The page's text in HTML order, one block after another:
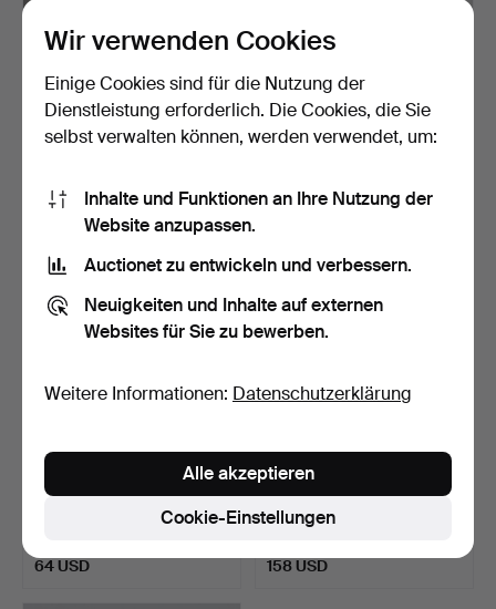
KOMMODE, 5-schübig, mit
Spiegel, 2. Hälfte…
1 Tag
37 USD
KOMMODE. Teak, 3
Schubladen, Mitte des 20.…
7 Tage
32 USD
SPIEGELKOMMODE, 20.
Jahrhundert.
64 USD
FLURMÖBEL. Zweite
Hälfte des 20. Jahrhunde…
6 Tage
158 USD
Wir verwenden Cookies
Einige Cookies sind für die Nutzung der
Dienstleistung erforderlich. Die Cookies, die Sie
selbst verwalten können, werden verwendet, um:
Inhalte und Funktionen an Ihre Nutzung der
Website anzupassen.
Auctionet zu entwickeln und verbessern.
Neuigkeiten und Inhalte auf externen
Websites für Sie zu bewerben.
Weitere Informationen: Datenschutzerklärung
Cookie-Einstellungen
Alle akzeptieren